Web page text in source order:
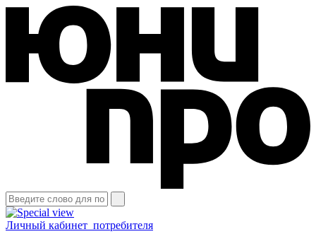
Личный кабинет потребителя